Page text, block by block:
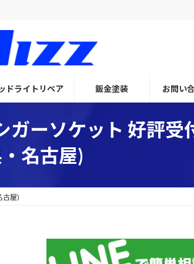
ドライトリペア 鈑金塗装 お問い
ガーソケット 好評受
名古屋)
古屋)